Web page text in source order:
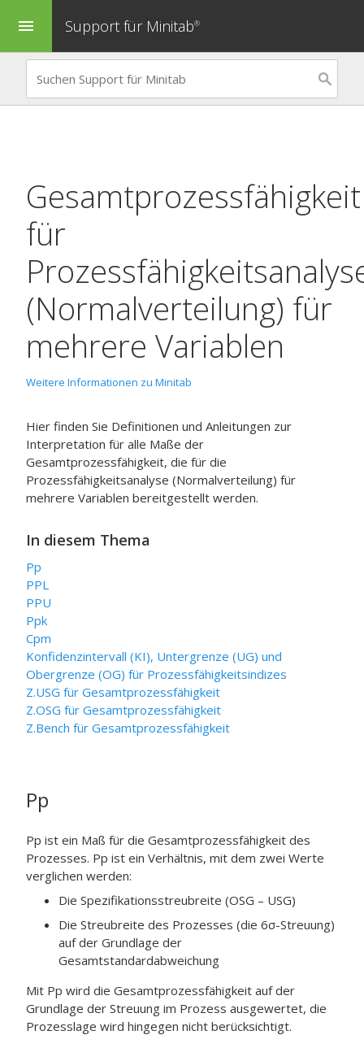
menu Support für Minitab®
Gesamtprozessfähigkeit
für
(Normalverteilung) für
mehrere Variablen
Weitere Informationen zu Minitab
Hier finden Sie Definitionen und Anleitungen zur
Interpretation für alle Maße der
Gesamtprozessfähigkeit, die für die
Prozessfähigkeitsanalyse (Normalverteilung) für
mehrere Variablen bereitgestellt werden.
In diesem Thema
Pp
PPL
PPU
Ppk
Cpm
Konfidenzintervall (KI), Untergrenze (UG) und
Obergrenze (OG) für Prozessfähigkeitsindizes
Z.USG für Gesamtprozessfähigkeit
Z.OSG für Gesamtprozessfähigkeit
Z.Bench für Gesamtprozessfähigkeit
Pp
Pp ist ein Maß für die Gesamtprozessfähigkeit des
Prozesses. Pp ist ein Verhältnis, mit dem zwei Werte
verglichen werden:
Die Spezifikationsstreubreite (OSG – USG)
Die Streubreite des Prozesses (die 6σ-Streuung)
auf der Grundlage der
Gesamtstandardabweichung
Mit Pp wird die Gesamtprozessfähigkeit auf der
Grundlage der Streuung im Prozess ausgewertet, die
Prozesslage wird hingegen nicht berücksichtigt.